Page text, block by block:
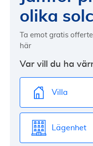
olika
Ta emot gratis
här
Var vill du ha
Villa
Lägenhet